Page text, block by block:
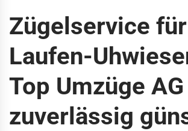
Zügelservice für
Laufen-
Top Umzüge AG
zuverlässig